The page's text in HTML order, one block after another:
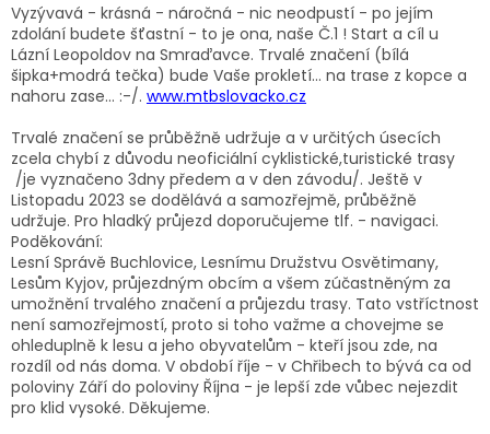
Vyzývavá - krásná - náročná - nic neodpustí - po jejím
zdolání budete šťastní - to je ona, naše Č.1 ! Start a cíl u
Lázní Leopoldov na Smraďavce. Trvalé značení (bílá
šipka+modrá tečka) bude Vaše prokletí... na trase z kopce a
nahoru zase... :-/. www.mtbslovacko.cz
Trvalé značení se průběžně udržuje a v určitých úsecích
zcela chybí z důvodu neoficiální cyklistické,turistické trasy
/je vyznačeno 3dny předem a v den závodu/. Ještě v
Listopadu 2023 se dodělává a samozřejmě, průběžně
udržuje. Pro hladký průjezd doporučujeme tlf. - navigaci.
Poděkování:
Lesní Správě Buchlovice, Lesnímu Družstvu Osvětimany,
Lesům Kyjov, průjezdným obcím a všem zúčastněným za
umožnění trvalého značení a průjezdu trasy. Tato vstříctnost
není samozřejmostí, proto si toho važme a chovejme se
ohleduplně k lesu a jeho obyvatelům - kteří jsou zde, na
rozdíl od nás doma. V období říje - v Chřibech to bývá ca od
poloviny Září do poloviny Října - je lepší zde vůbec nejezdit
pro klid vysoké. Děkujeme.